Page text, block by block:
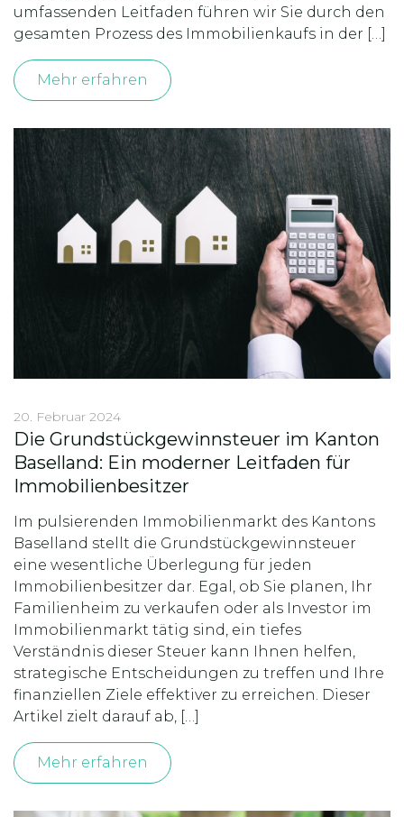
umfassenden Leitfaden führen wir Sie durch den
gesamten Prozess des Immobilienkaufs in der […]
Mehr erfahren
20. Februar 2024
Die Grundstückgewinnsteuer im Kanton
Baselland: Ein moderner Leitfaden für
Immobilienbesitzer
Im pulsierenden Immobilienmarkt des Kantons
Baselland stellt die Grundstückgewinnsteuer
eine wesentliche Überlegung für jeden
Immobilienbesitzer dar. Egal, ob Sie planen, Ihr
Familienheim zu verkaufen oder als Investor im
Immobilienmarkt tätig sind, ein tiefes
Verständnis dieser Steuer kann Ihnen helfen,
strategische Entscheidungen zu treffen und Ihre
finanziellen Ziele effektiver zu erreichen. Dieser
Artikel zielt darauf ab, […]
Mehr erfahren